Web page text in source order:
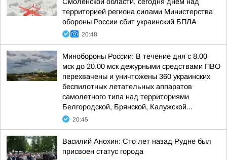
территорией региона силами Министерства
обороны России сбит украинский БПЛА
20:48
Минобороны России: В течение дня с 8.00
мск до 20.00 мск дежурными средствами ПВО
перехвачены и уничтожены 360 украинских
беспилотных летательных аппаратов
самолетного типа над территориями
Белгородской, Брянской, Калужской...
20:45
Василий Анохин: Сто лет назад Рудне был
присвоен статус города